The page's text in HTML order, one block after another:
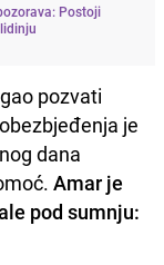
Postoji
pozvati
je
dana
Amar je
pod sumnju: